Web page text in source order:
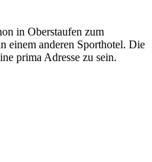
in Oberstaufen zum
einem anderen Sporthotel. Die
prima Adresse zu sein.